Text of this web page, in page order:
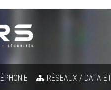
RÉSEAUX / DATA